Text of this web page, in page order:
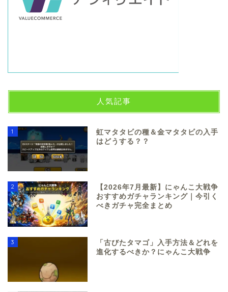
人気記事
1
虹マタタビの種＆金マタタビの入手
はどうする？？
2
【2026年7月最新】にゃんこ大戦争
おすすめガチャランキング｜今引く
べきガチャ完全まとめ
3
「古びたタマゴ」入手方法＆どれを
進化するべきか？にゃんこ大戦争